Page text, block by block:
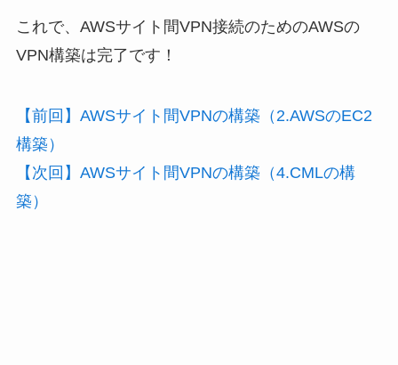
これで、AWSサイト間VPN接続のためのAWSの
VPN構築は完了です！
【前回】AWSサイト間VPNの構築（2.AWSのEC2
構築）
【次回】AWSサイト間VPNの構築（4.CMLの構
築）